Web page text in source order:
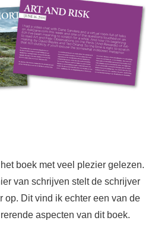
boek met veel plezier gelezen.
van schrijven stelt de schrijver
op. Dit vind ik echter een van de
aspecten van dit boek.